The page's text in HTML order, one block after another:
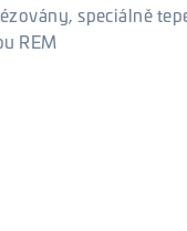
speciálně
REM